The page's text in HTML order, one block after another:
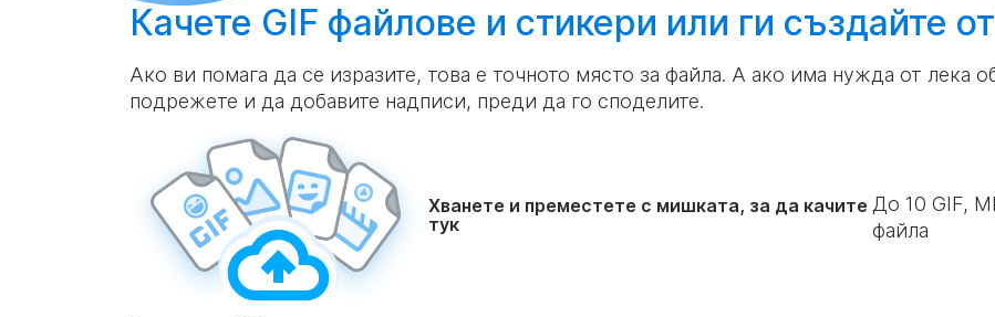
Качете GIF файлове и стикери или ги създайте
Ако ви помага да се изразите, това е точното място за файла. А ако има нужда от лека
подрежете и да добавите надписи, преди да го споделите.
Хванете и преместете с мишката, за да качите
тук
До 10 GIF,
файла